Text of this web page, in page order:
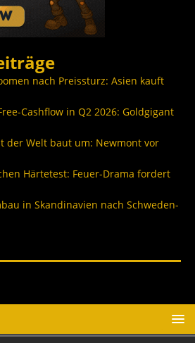
nach Preissturz: Asien kauft
Cashflow in Q2 2026: Goldgigant
der Welt baut um: Newmont vor
Härtetest: Feuer-Drama fordert
in Skandinavien nach Schweden-